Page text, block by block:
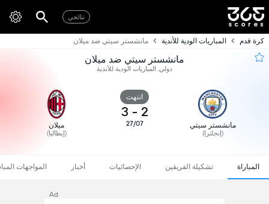
نتائجي
كرة قدم المباريات الودية للأندية مانشستر سيتي ضد ميلان
مانشستر سيتي ضد ميلان
دولي, المباريات الودية للأندية
مانشستر سيتي
(إنجلترا)
انتهت
2
-
3
27/07 ميلان
(إيطاليا)
المباراة تشكيلة الفريقين الإحصائيات أخبار المواجهات
Ad